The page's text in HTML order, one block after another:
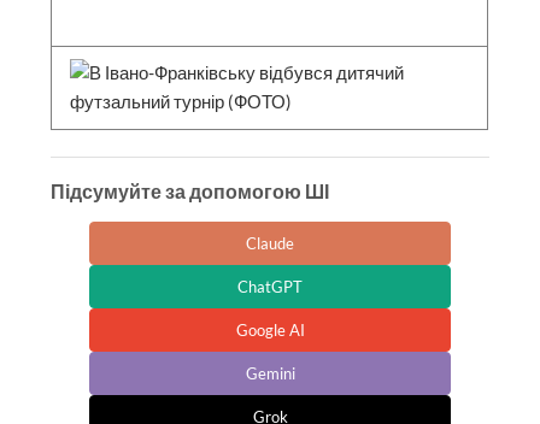
Підсумуйте за допомогою ШІ
ChatGPT
Google AI
Gemini
Grok
Perplexity